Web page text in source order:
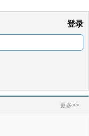
登录
更多>>